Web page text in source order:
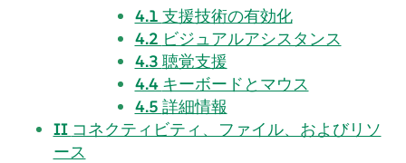
4.1 支援技術の有効化
4.2 ビジュアルアシスタンス
4.3 聴覚支援
4.4 キーボードとマウス
4.5 詳細情報
II コネクティビティ、ファイル、およびリソ
ース